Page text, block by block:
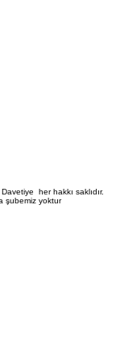
fiyat?na bask?
her hakkı saklıdır.
şubemiz yoktur